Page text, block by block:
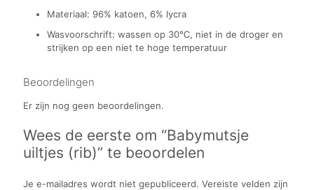
Materiaal: 96% katoen, 6% lycra
Wasvoorschrift: wassen op 30℃, niet in de droger en
strijken op een niet te hoge temperatuur
Beoordelingen
Er zijn nog geen beoordelingen.
Wees de eerste om “Babymutsje
uiltjes (rib)” te beoordelen
Je e-mailadres wordt niet gepubliceerd. Vereiste velden zijn